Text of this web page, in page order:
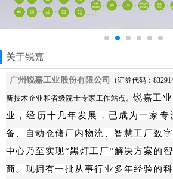
关于锐嘉
广州锐嘉工业股份有限公司 （证券代码：
新技术企业和省级院士专家工作站点。锐嘉工
业，经历十几年发展，已成为一家专
备、自动仓储厂内物流、智慧工厂数
中心乃至实现“黑灯工厂”解决方案的
商。 现拥有一批从事行业多年经验的